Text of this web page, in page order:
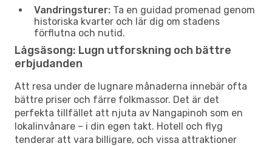
Vandringsturer: Ta en guidad promenad genom
historiska kvarter och lär dig om stadens
förflutna och nutid.
Lågsäsong: Lugn utforskning och bättre
erbjudanden
Att resa under de lugnare månaderna innebär ofta
bättre priser och färre folkmassor. Det är det
perfekta tillfället att njuta av Nangapinoh som en
lokalinvånare – i din egen takt. Hotell och flyg
tenderar att vara billigare, och vissa attraktioner